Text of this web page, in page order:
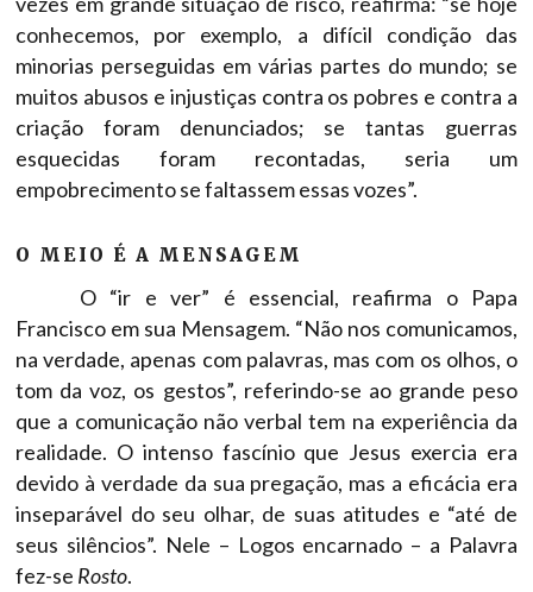
conhecemos, por exemplo, a difícil condição das
minorias perseguidas em várias partes do mundo; se
muitos abusos e injustiças contra os pobres e contra a
criação foram denunciados; se tantas guerras
esquecidas foram recontadas, seria um
empobrecimento se faltassem essas vozes”.
O MEIO É A MENSAGEM
O “ir e ver” é essencial, reafirma o Papa
Francisco em sua Mensagem. “Não nos comunicamos,
na verdade, apenas com palavras, mas com os olhos, o
tom da voz, os gestos”, referindo-se ao grande peso
que a comunicação não verbal tem na experiência da
realidade. O intenso fascínio que Jesus exercia era
devido à verdade da sua pregação, mas a eficácia era
inseparável do seu olhar, de suas atitudes e “até de
seus silêncios”. Nele – Logos encarnado – a Palavra
fez-se Rosto.